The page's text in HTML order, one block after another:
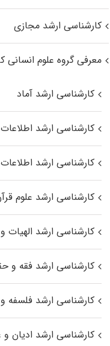
کارشناسی ارشد مجازی
معرفی گروه علوم انسانی
کارشناسی ارشد آماد
کارشناسی ارشد
کارشناسی ارشد
کارشناسی ارشد علوم
کارشناسی ارشد
کارشناسی ارشد فقه و
کارشناسی ارشد فلسفه
کارشناسی ارشد ادیان